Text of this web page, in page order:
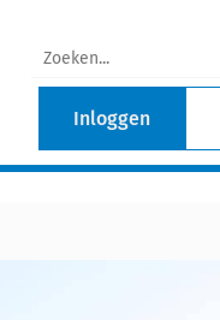
Inloggen